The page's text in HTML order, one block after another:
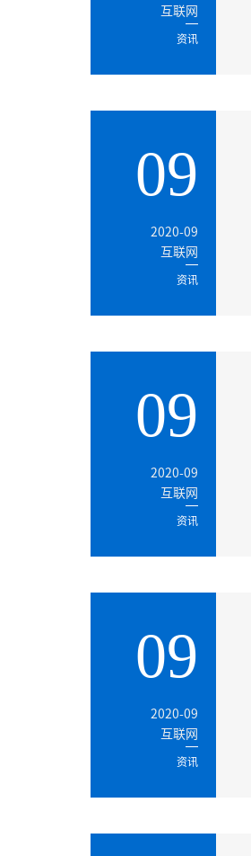
互联网
资讯
09
2020-09
互联网
资讯
09
2020-09
互联网
资讯
09
2020-09
互联网
资讯